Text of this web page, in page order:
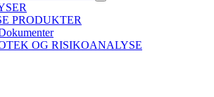
PRODUKTER
OG RISIKOANALYSE